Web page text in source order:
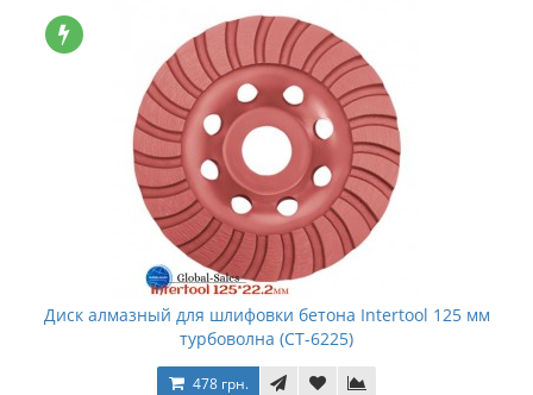
Диск алмазный для шлифовки бетона Intertool 125 мм
турбоволна (CT-6225)
478 грн.